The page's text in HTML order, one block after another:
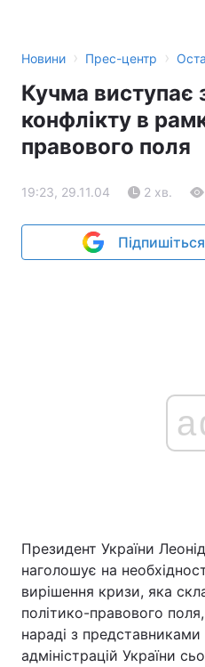
Новини › Прес-центр ›
Кучма виступає
конфлікту в
правового поля
19:23, 29.11.04 2 хв.
Президент України
наголошує на
вирішення кризи, яка
політико-правового
нараді з
адміністрацій України